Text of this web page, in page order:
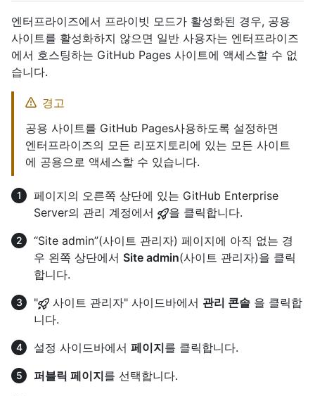
엔터프라이즈에서 프라이빗 모드가 활성화된 경우, 공용
사이트를 활성화하지 않으면 일반 사용자는 엔터프라이즈
에서 호스팅하는 GitHub Pages 사이트에 액세스할 수 없
습니다.
경고
공용 사이트를 GitHub Pages사용하도록 설정하면
엔터프라이즈의 모든 리포지토리에 있는 모든 사이트
에 공용으로 액세스할 수 있습니다.
페이지의 오른쪽 상단에 있는 GitHub Enterprise
Server의 관리 계정에서
을 클릭합니다.
“Site admin”(사이트 관리자) 페이지에 아직 없는 경
우 왼쪽 상단에서 Site admin(사이트 관리자)을 클릭
합니다.
"
사이트 관리자" 사이드바에서 관리 콘솔 을 클릭합
니다.
설정 사이드바에서 페이지를 클릭합니다.
퍼블릭 페이지를 선택합니다.